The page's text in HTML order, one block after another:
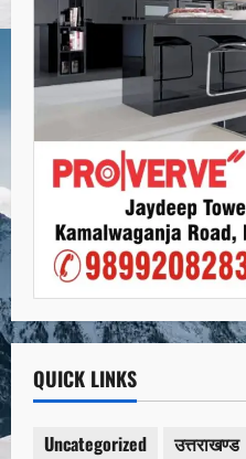
QUICK LINKS
Uncategorized उत्तराखण्ड